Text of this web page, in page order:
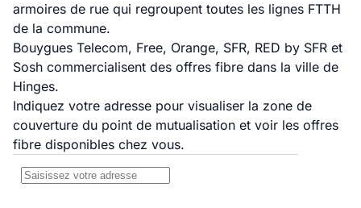
armoires de rue qui regroupent toutes les lignes FTTH
de la commune.
Bouygues Telecom, Free, Orange, SFR, RED by SFR et
Sosh commercialisent des offres fibre dans la ville de
Hinges.
Indiquez votre adresse pour visualiser la zone de
couverture du point de mutualisation et voir les offres
fibre disponibles chez vous.